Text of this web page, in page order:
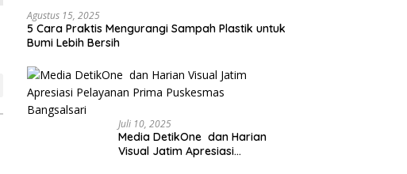
Agustus 15, 2025
5 Cara Praktis Mengurangi Sampah Plastik untuk
Bumi Lebih Bersih
Juli 10, 2025
Media DetikOne dan Harian
Visual Jatim Apresiasi